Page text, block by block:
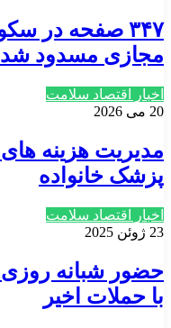
۳۴۷ صفحه در
مجازی مسدود شد
اخبار اقتصاد سلامت
20 می 2026
مدیریت هزینه
پزشک خانواده
اخبار اقتصاد سلامت
23 ژوئن 2025
حضور شبانه روزی
با حملات اخیر